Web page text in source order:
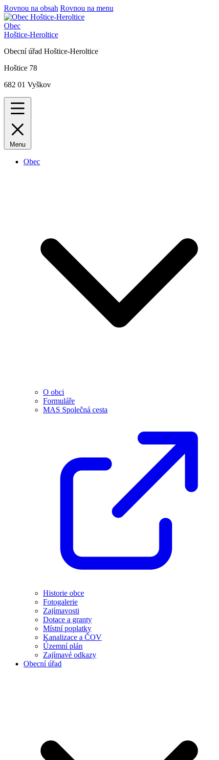
Rovnou na obsah Rovnou na menu
Obec
Hoštice-Heroltice
Obecní úřad Hoštice-Heroltice
Hoštice 78
682 01 Vyškov
Menu
Obec
O obci
Formuláře
MAS Společná cesta
Historie obce
Fotogalerie
Zajímavosti
Dotace a granty
Místní poplatky
Kanalizace a ČOV
Územní plán
Zajímavé odkazy
Obecní úřad